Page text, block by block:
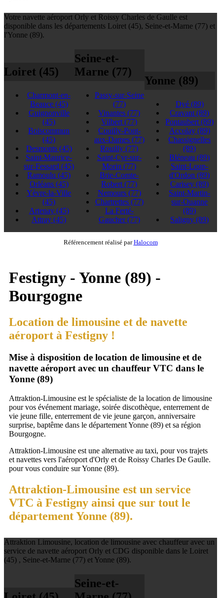
Votre navette aéroport Orly et Roissy Charles de Gaulle est
disponible dans les départements Loiret (45), Seine-et-Marne (77) et
l'Yonne (89).
Loiret (45)
Charmont-en-
Beauce (45)
Guignonville
(45)
Boiscommun
(45)
Desmonts (45)
Saint-Maurice-
sur-Fessard(45)
Ramoulu(45)
Orléans (45)
Yèvre-la-Ville
(45)
Artenay (45)
Attray(45)
Seine-et-
Marne (77)
Passy-sur-Seine
(77)
Vinantes(77)
Vilbert(77)
Couilly-Pont-
aux-Dames (77)
Rouilly(77)
Saint-Cyr-sur-
Morin(77)
Brie-Comte-
Robert(77)
Nemours (77)
Chartrettes (77)
La Ferté-
Gaucher(77)
Yonne (89)
Dyé (89)
Cravant(89)
Pontaubert(89)
Accolay (89)
Chassignelles
(89)
Bléneau(89)
Saint-Loup-
d'Ordon(89)
Carisey(89)
Saint-Martin-
sur-Ouanne
(89)
Saligny(89)
Référencement réalisé parHalocom
Festigny - Yonne (89) -
Bourgogne
Location de limousine et de navette
aéroport à Festigny !
Mise à disposition de location de limousine et de
navette aéroport avec un chauffeur VTC dans le
Yonne (89)
Attraktion-Limousine est le spécialiste de la location de limousine
pour vos événement mariage, soirée discothèque, enterrement de
vie jeune fille, enterrement de vie jeune garçon, anniversaire
surprise, baptême dans le département Yonne (89) et sa région
Bourgogne.
Attraktion-Limousine est une alternative au taxi, pour vos trajets
et navettes vers l'aéroport d'Orly et de Roissy Charles De Gaulle.
pour vous conduire sur Yonne (89).
Attraktion-Limousine est un service
VTC à Festigny ainsi que sur tout le
département Yonne (89).
Attraktion Limousine, location de limousine avec chauffeur avec un
service de navette aéroport Orly et CDG disponible dans le Loiret
(45) , Seine-et-Marne (77) et Yonne (89).
Seine-et-